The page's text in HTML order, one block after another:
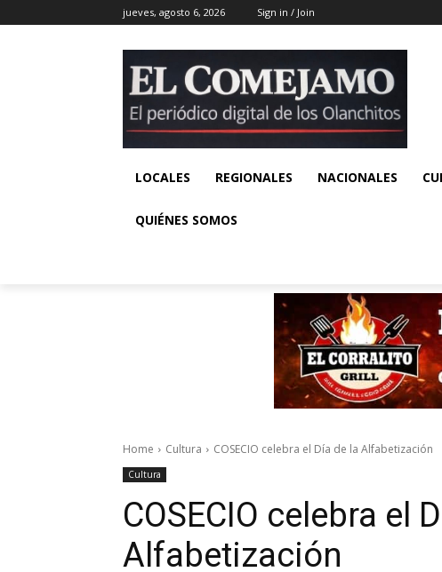
jueves, agosto 6, 2026 Sign in / Join
LOCALES REGIONALES NACIONALES
QUIÉNES SOMOS
Home Cultura COSECIO celebra el Día de la Alfabetización
Cultura
COSECIO celebra el
Alfabetización